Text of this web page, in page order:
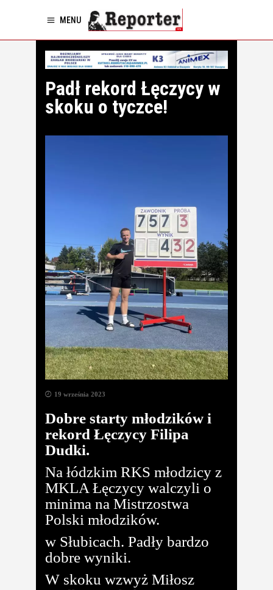
MENU
Padł rekord Łęczycy w
skoku o tyczce!
19 września 2023
Dobre starty młodzików i
rekord Łęczycy Filipa
Dudki.
Na łódzkim RKS młodzicy z
MKLA Łęczycy walczyli o
minima na Mistrzostwa
Polski młodzików.
w Słubicach. Padły bardzo
dobre wyniki.
W skoku wzwyż Miłosz